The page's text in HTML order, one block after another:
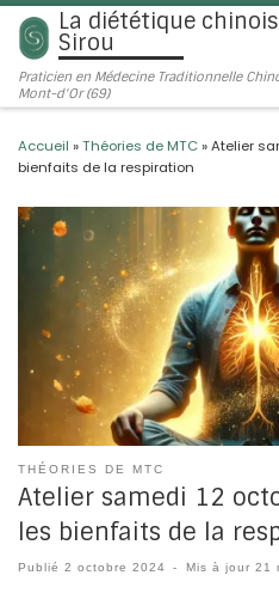
Passer au contenu
La diététique
Sirou
Praticien en Médecine Traditionnelle
Mont-d'Or (69)
Accueil »Théories de MTC»Atelier
bienfaits de la respiration
THÉORIES DE MTC
Atelier samedi 12
les bienfaits de la
Publié 2 octobre 2024 - Mis à jour 21